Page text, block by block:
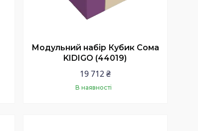
Модульний набір Кубик Сома
KIDIGO (44019)
19 712 ₴
В наявності